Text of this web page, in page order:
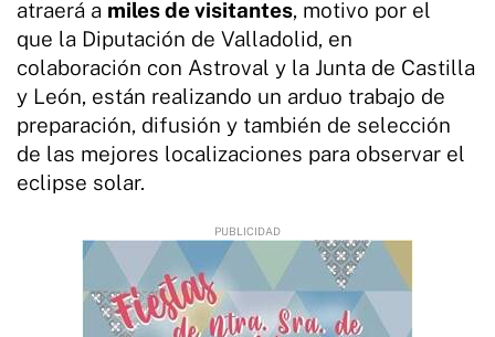
atraerá a miles de visitantes, motivo por el
que la Diputación de Valladolid, en
colaboración con Astroval y la Junta de Castilla
y León, están realizando un arduo trabajo de
preparación, difusión y también de selección
de las mejores localizaciones para observar el
eclipse solar.